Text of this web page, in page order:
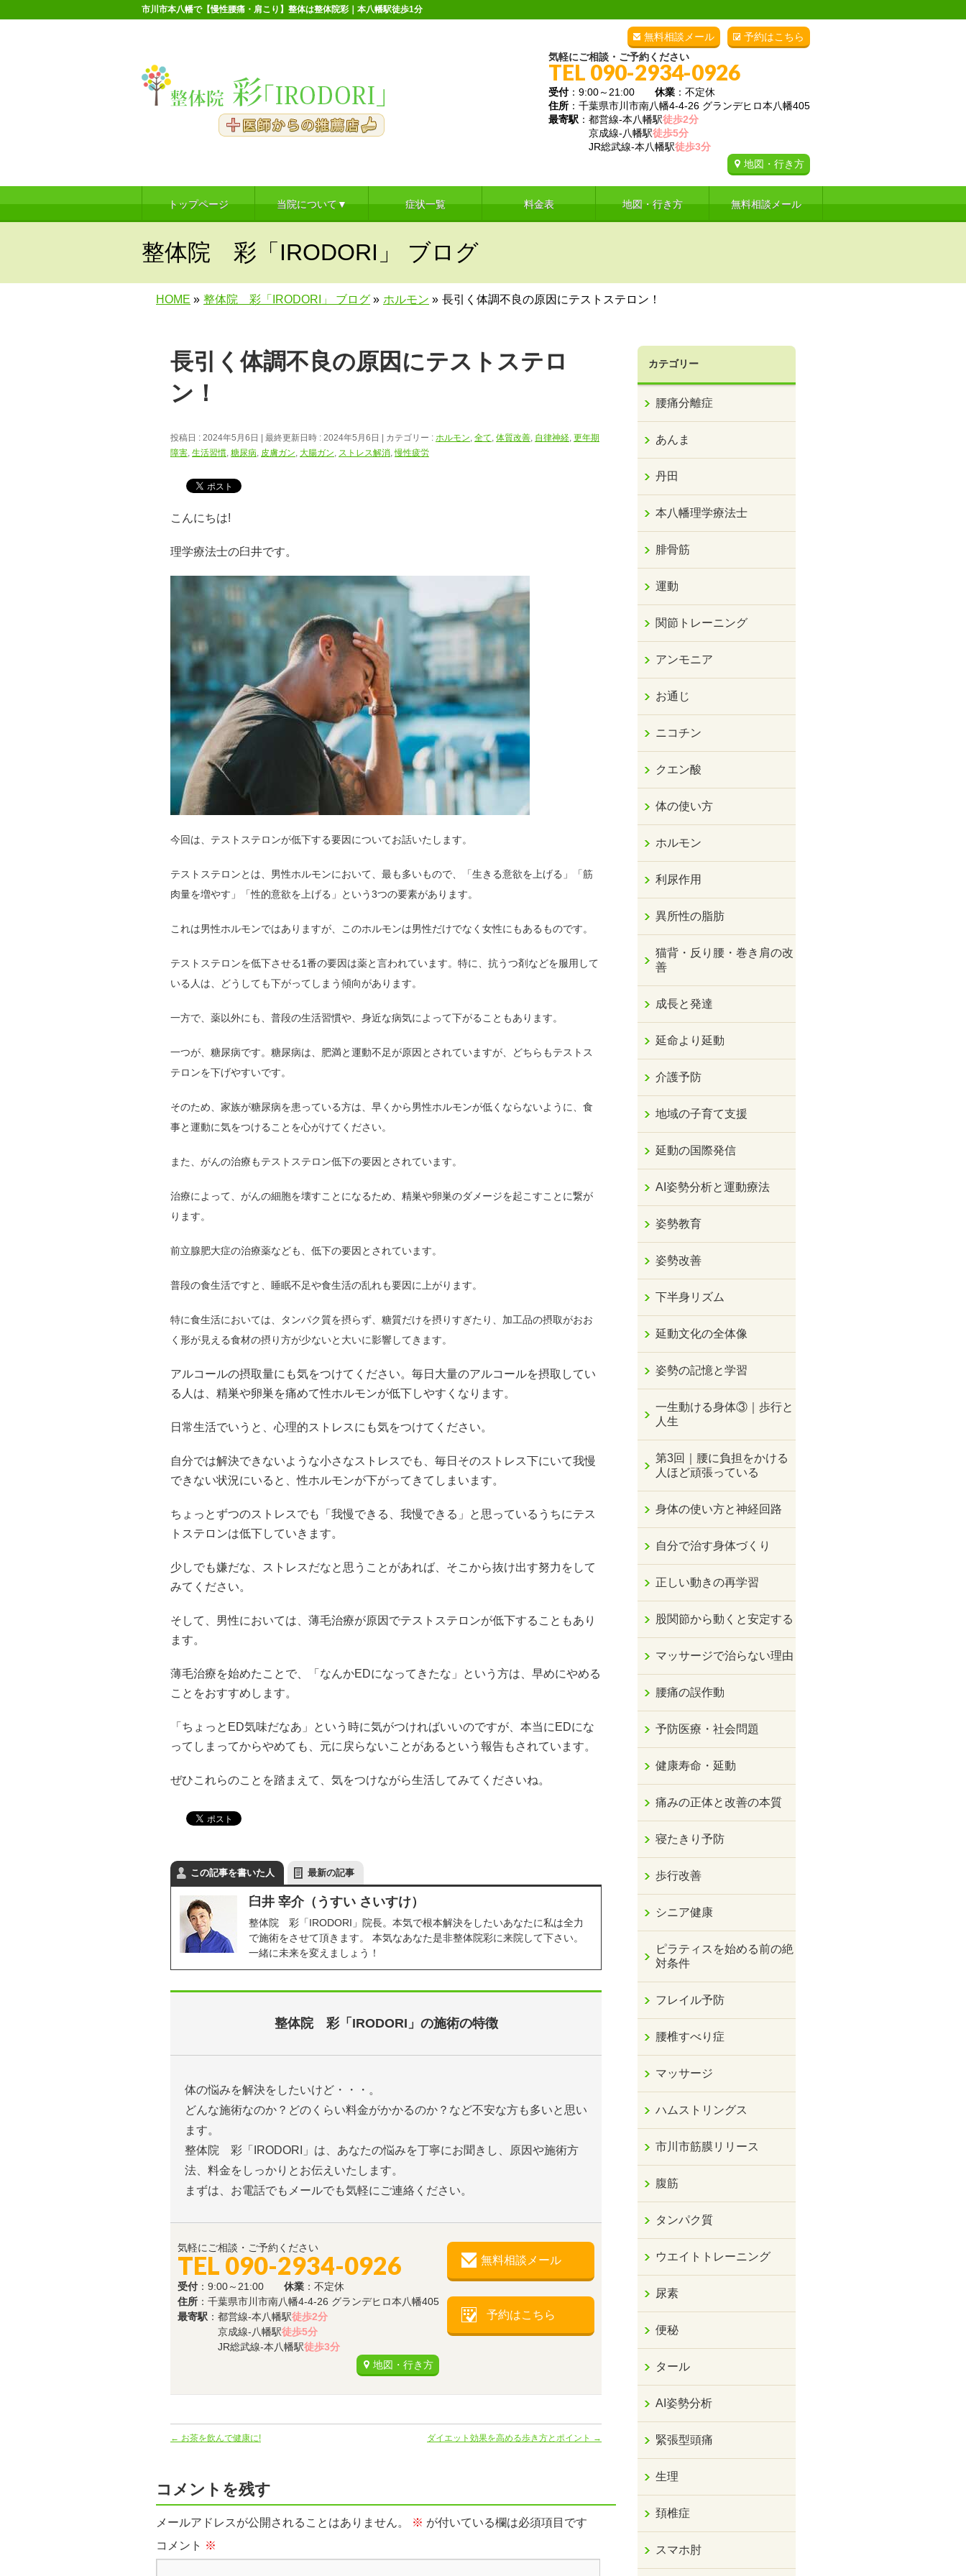
市川市本八幡で【慢性腰痛・肩こり】整体は整体院彩｜本八幡駅徒歩1分
予約はこちら
無料相談メール
気軽にご相談・ご予約ください
TEL 090-2934-0926
受付：9:00～21:00 休業 ：不定休
住所 ：千葉県市川市南八幡4-4-26 グランデヒロ本八幡405
最寄駅 ：都営線-本八幡駅徒歩2分
京成線-八幡駅徒歩5分
JR総武線-本八幡駅徒歩3分
地図・行き方
トップページ 当院について▼ 症状一覧 料金表 地図・行き方 無料相談メール
整体院 彩「IRODORI」 ブログ
HOME » 整体院 彩「IRODORI」 ブログ » ホルモン » 長引く体調不良の原因にテストステロン！
長引く体調不良の原因にテストステロ
ン！
投稿日 : 2024年5月6日 最終更新日時 : 2024年5月6日 カテゴリー : ホルモン, 全て, 体質改善, 自律神経, 更年期
障害, 生活習慣, 糖尿病, 皮膚ガン, 大腸ガン, ストレス解消,慢性疲労
こんにちは!
理学療法士の臼井です。
今回は、テストステロンが低下する要因についてお話いたします。
テストステロンとは、男性ホルモンにおいて、最も多いもので、「生きる意欲を上げる」「筋
肉量を増やす」「性的意欲を上げる」という3つの要素があります。
これは男性ホルモンではありますが、このホルモンは男性だけでなく女性にもあるものです。
テストステロンを低下させる1番の要因は薬と言われています。 特に、抗うつ剤などを服用して
いる人は、どうしても下がってしまう傾向があります。
一方で、薬以外にも、普段の生活習慣や、身近な病気によって下がることもあります。
一つが、糖尿病です。 糖尿病は、肥満と運動不足が原因とされていますが、どちらもテストス
テロンを下げやすいです。
そのため、家族が糖尿病を患っている方は、早くから男性ホルモンが低くならないように、食
事と運動に気をつけることを心がけてください。
また、がんの治療もテストステロン低下の要因とされています。
治療によって、がんの細胞を壊すことになるため、精巣や卵巣のダメージを起こすことに繋が
ります。
前立腺肥大症の治療薬なども、低下の要因とされています。
普段の食生活ですと、睡眠不足や食生活の乱れも要因に上がります。
特に食生活においては、タンパク質を摂らず、糖質だけを摂りすぎたり、加工品の摂取がおお
く形が見える食材の摂り方が少ないと大いに影響してきます。
アルコールの摂取量にも気をつけてください。毎日大量のアルコールを摂取してい
る人は、精巣や卵巣を痛めて性ホルモンが低下しやすくなります。
日常生活でいうと、心理的ストレスにも気をつけてください。
自分では解決できないような小さなストレスでも、毎日そのストレス下にいて我慢
できない状況にいると、性ホルモンが下がってきてしまいます。
ちょっとずつのストレスでも「我慢できる、我慢できる」と思っているうちにテス
トステロンは低下していきます。
少しでも嫌だな、ストレスだなと思うことがあれば、そこから抜け出す努力をして
みてください。
そして、男性においては、薄毛治療が原因でテストステロンが低下することもあり
ます。
薄毛治療を始めたことで、「なんかEDになってきたな」という方は、早めにやめる
ことをおすすめします。
「ちょっとED気味だなあ」という時に気がつければいいのですが、本当にEDにな
ってしまってからやめても、元に戻らないことがあるという報告もされています。
ぜひこれらのことを踏まえて、気をつけながら生活してみてくださいね。
この記事を書いた人 最新の記事
臼井 宰介（うすい さいすけ）
整体院 彩「IRODORI」院長。本気で根本解決をしたいあなたに私は全力
で施術をさせて頂きます。 本気なあなた是非整体院彩に来院して下さい。
一緒に未来を変えましょう！
整体院 彩「IRODORI」の施術の特徴
体の悩みを解決をしたいけど・・・。
どんな施術なのか？どのくらい料金がかかるのか？など不安な方も多いと思い
ます。
整体院 彩「IRODORI」は、あなたの悩みを丁寧にお聞きし、原因や施術方
法、料金をしっかりとお伝えいたします。
まずは、お電話でもメールでも気軽にご連絡ください。
気軽にご相談・ご予約ください
TEL 090-2934-0926
受付 ：9:00～21:00 休業 ：不定休
住所 ：千葉県市川市南八幡4-4-26 グランデヒロ本八幡405
最寄駅 ：都営線-本八幡駅徒歩2分
京成線-八幡駅徒歩5分
JR総武線-本八幡駅徒歩3分
地図・行き方
無料相談メール
予約はこちら
← お茶を飲んで健康に! ダイエット効果を高める歩き方とポイント →
コメントを残す
メールアドレスが公開されることはありません。 ※ が付いている欄は必須項目です
コメント ※
カテゴリー
腰痛分離症
あんま
丹田
本八幡理学療法士
腓骨筋
運動
関節トレーニング
アンモニア
お通じ
ニコチン
クエン酸
体の使い方
ホルモン
利尿作用
異所性の脂肪
猫背・反り腰・巻き肩の改
善
成長と発達
延命より延動
介護予防
地域の子育て支援
延動の国際発信
AI姿勢分析と運動療法
姿勢教育
姿勢改善
下半身リズム
延動文化の全体像
姿勢の記憶と学習
一生動ける身体③｜歩行と
人生
第3回｜腰に負担をかける
人ほど頑張っている
身体の使い方と神経回路
自分で治す身体づくり
正しい動きの再学習
股関節から動くと安定する
マッサージで治らない理由
腰痛の誤作動
予防医療・社会問題
健康寿命・延動
痛みの正体と改善の本質
寝たきり予防
歩行改善
シニア健康
ピラティスを始める前の絶
対条件
フレイル予防
腰椎すべり症
マッサージ
ハムストリングス
市川市筋膜リリース
腹筋
タンパク質
ウエイトトレーニング
尿素
便秘
タール
AI姿勢分析
緊張型頭痛
生理
頚椎症
スマホ肘